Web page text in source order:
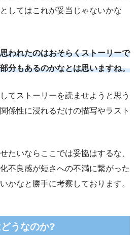
してはこれが妥当じゃないかな
われたのはおそらくストーリーで
分もあるのかなとは思いますね。
てストーリーを読ませようと思う
係性に浸れるだけの描写やラスト
たいならここでは妥協はするな、
不良感が短さへの不満に繋がった
かなと勝手に考察しております。
どうなのか?